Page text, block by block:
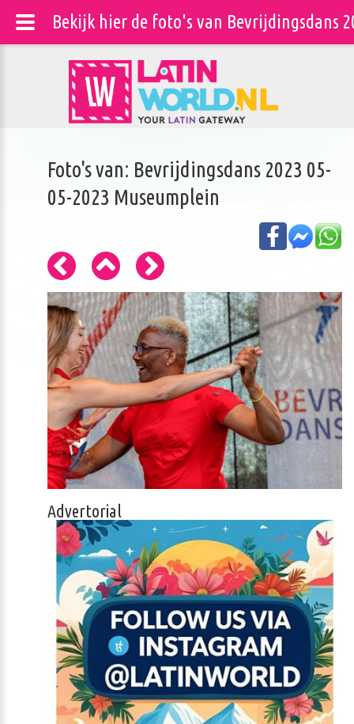
Foto's van: Bevrijdingsdans 2023 05-
05-2023 Museumplein
Advertorial
Bekijk hier de foto's van Bevrijdingsdans